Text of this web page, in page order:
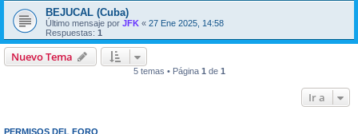
BEJUCAL (Cuba)
Último mensaje por JFK « 27 Ene 2025, 14:58
Respuestas: 1
Nuevo Tema
5 temas • Página 1 de 1
Ir a
PERMISOS DEL FORO